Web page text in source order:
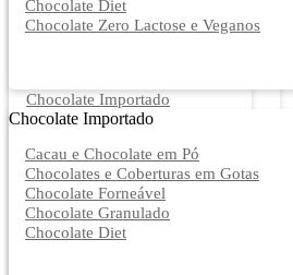
Chocolate Diet
Chocolate Zero Lactose e Veganos
Chocolate Importado
Chocolate Importado
Cacau e Chocolate em Pó
Chocolates e Coberturas em Gotas
Chocolate Forneável
Chocolate Granulado
Chocolate Diet